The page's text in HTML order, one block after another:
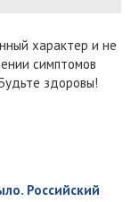
характер и не
симптомов
здоровы!
Российский